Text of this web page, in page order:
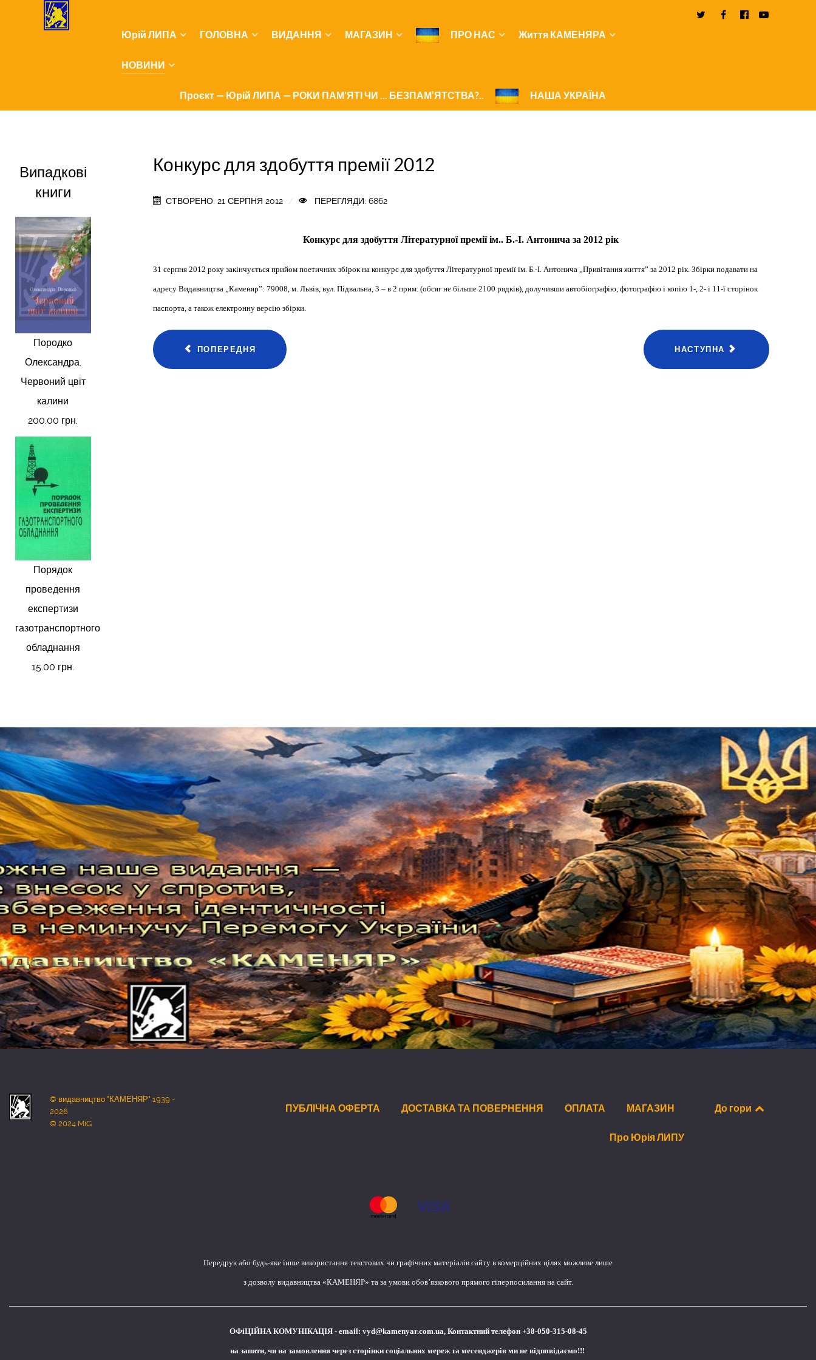
Юрій ЛИПА ГОЛОВНА ВИДАННЯ МАГАЗИН ПРО НАС Життя КАМЕНЯРА
НОВИНИ
Проєкт — Юрій ЛИПА — РОКИ ПАМ'ЯТІ ЧИ ... БЕЗПАМ’ЯТСТВА?.. НАША УКРАЇНА
Випадкові
книги
Породко
Олександра.
Червоний цвіт
калини
200.00 грн.
Порядок
проведення
експертизи
газотранспортного
обладнання
15.00 грн.
Конкурс для здобуття премії 2012
СТВОРЕНО: 21 СЕРПНЯ 2012 ПЕРЕГЛЯДИ: 6862
Конкурс для здобуття Літературної премії ім.. Б.-І. Антонича за 2012 рік
31 серпня 2012 року закінчується прийом поетичних збірок на конкурс для здобуття Літературної премії ім. Б.-І. Антонича „Привітання життя” за 2012 рік. Збірки подавати на
адресу Видавництва „Каменяр”: 79008, м. Львів, вул. Підвальна, 3 – в 2 прим. (обсяг не більше 2100 рядків), долучивши автобіографію, фотографію і копію 1-, 2- і 11-ї сторінок
паспорта, а також електронну версію збірки.
ПОПЕРЕДНЯ НАСТУПНА
© видавництво "КАМЕНЯР" 1939 -
2026
© 2024 MiG
ПУБЛІЧНА ОФЕРТА ДОСТАВКА ТА ПОВЕРНЕННЯ ОПЛАТА МАГАЗИН
Про Юрія ЛИПУ
До гори
Передрук або будь-яке інше використання текстових чи графічних матеріалів сайту в комерційних цілях можливе лише
з дозволу видавництва «КАМЕНЯР» та за умови обов’язкового прямого гіперпосилання на сайт.
ОФіЦІЙНА КОМУНІКАЦІЯ - email: vyd@kamenyar.com.ua, Контактний телефон +38-050-315-08-45
на запити, чи на замовлення через сторінки соціальних мереж та месенджерів ми не відповідаємо!!!